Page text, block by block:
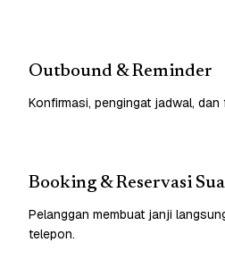
Outbound & Reminder
Konfirmasi, pengingat jadwal,
Booking & Reservasi
Pelanggan membuat janji
telepon.